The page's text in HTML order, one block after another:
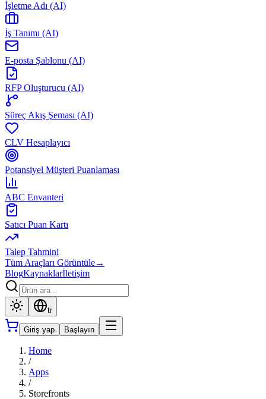
İşletme Adı (AI)
İş Tanımı (AI)
E-posta Şablonu (AI)
RFP Oluşturucu (AI)
Süreç Akış Şeması (AI)
CLV Hesaplayıcı
Potansiyel Müşteri Puanlaması
ABC Envanteri
Satıcı Puan Kartı
Talep Tahmini
Tüm Araçları Görüntüle→
BlogKaynaklarİletişim
tr
Giriş yap Başlayın
Home
/
Apps
/
Storefronts